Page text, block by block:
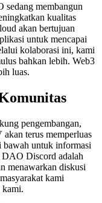
membangun
kualitas
akan bertujuan
untuk mencapai
kolaborasi ini, kami
bahkan lebih. Web3
luas.
pengembangan,
akan terus memperluas
untuk informasi
DAO Discord adalah
menawarkan diskusi
kami
kami.